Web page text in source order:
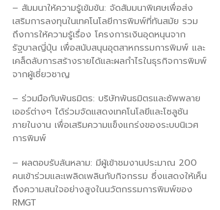
– สัมมนาให้ความรู้เข้มข้น: จัดสัมมนาพิเศษเพื่อส่ง
เสริมการลงทุนในเทคโนโลยีการพิมพ์ที่ทันสมัย รวม
ถึงการให้ความรู้เรื่อง โครงการเงินอุดหนุนจาก
รัฐบาลญี่ปุ่น เพื่อสนับสนุนอุตสาหกรรมการพิมพ์ และ
เคล็ดลับการสร้างรายได้และผลกำไรในธุรกิจการพิมพ์
จากผู้เชี่ยวชาญ
– ร่วมมือกับพันธมิตร: บริษัทพันธมิตรและซัพพลาย
เออร์ต่างๆ ได้ร่วมจัดแสดงเทคโนโลยีและโซลูชัน
ภายในงาน เพื่อเสริมความแข็งแกร่งของระบบนิเวศ
การพิมพ์
– ผลตอบรับล้นหลาม: มีผู้เข้าชมงานประมาณ 200
คนเข้าร่วมและเพลิดเพลินกับกิจกรรม ซึ่งแสดงให้เห็น
ถึงความสนใจอย่างสูงในนวัตกรรมการพิมพ์ของ
RMGT